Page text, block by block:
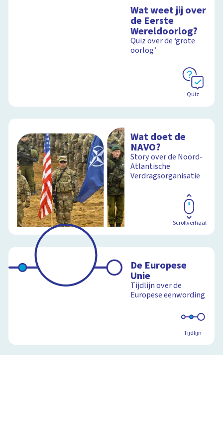
Wat weet jij over
de Eerste
Wereldoorlog?
Quiz over de ‘grote
oorlog’
Quiz
Wat doet de
NAVO?
Story over de Noord-
Atlantische
Verdragsorganisatie
Scrollverhaal
De Europese
Unie
Tijdlijn over de
Europese eenwording
Tijdlijn